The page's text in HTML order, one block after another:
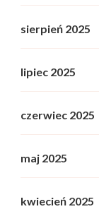
sierpień 2025
lipiec 2025
czerwiec 2025
maj 2025
kwiecień 2025